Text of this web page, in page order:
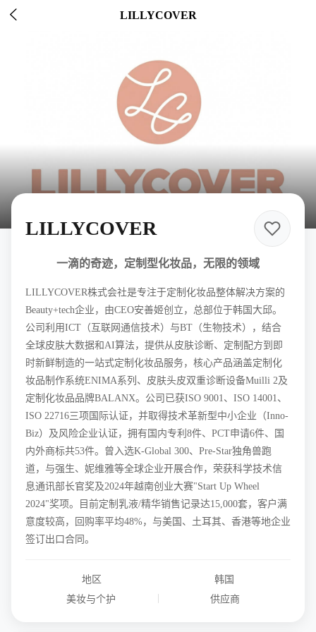
 LILLYCOVER
LILLYCOVER
一滴的奇迹，定制型化妆品，无限的领域
LILLYCOVER株式会社是专注于定制化妆品整体解决方案的
Beauty+tech企业，由CEO安善姬创立，总部位于韩国大邱。
公司利用ICT（互联网通信技术）与BT（生物技术），结合
全球皮肤大数据和AI算法，提供从皮肤诊断、定制配方到即
时新鲜制造的一站式定制化妆品服务，核心产品涵盖定制化
妆品制作系统ENIMA系列、皮肤头皮双重诊断设备Muilli 2及
定制化妆品品牌BALANX。公司已获ISO 9001、ISO 14001、
ISO 22716三项国际认证，并取得技术革新型中小企业（Inno-
Biz）及风险企业认证，拥有国内专利8件、PCT申请6件、国
内外商标共53件。曾入选K-Global 300、Pre-Star独角兽跑
道，与强生、妮维雅等全球企业开展合作，荣获科学技术信
息通讯部长官奖及2024年越南创业大赛"Start Up Wheel
2024"奖项。目前定制乳液/精华销售记录达15,000套，客户满
意度较高，回购率平均48%，与美国、土耳其、香港等地企业
签订出口合同。
地区
韩国
美妆与个护
供应商